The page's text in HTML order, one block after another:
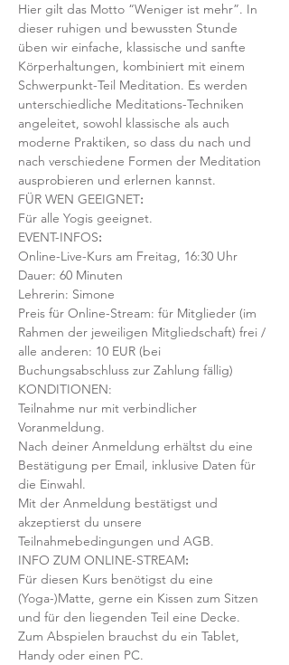
Hier gilt das Motto “Weniger ist mehr”. In
dieser ruhigen und bewussten Stunde
üben wir einfache, klassische und sanfte
Körperhaltungen, kombiniert mit einem
Schwerpunkt-Teil Meditation. Es werden
unterschiedliche Meditations-Techniken
angeleitet, sowohl klassische als auch
moderne Praktiken, so dass du nach und
nach verschiedene Formen der Meditation
ausprobieren und erlernen kannst.
FÜR WEN GEEIGNET:
Für alle Yogis geeignet.
EVENT-INFOS:
Online-Live-Kurs am Freitag, 16:30 Uhr
Dauer: 60 Minuten
Lehrerin: Simone
Preis für Online-Stream: für Mitglieder (im
Rahmen der jeweiligen Mitgliedschaft) frei /
alle anderen: 10 EUR (bei
Buchungsabschluss zur Zahlung fällig)
KONDITIONEN:
Teilnahme nur mit verbindlicher
Voranmeldung.
Nach deiner Anmeldung erhältst du eine
Bestätigung per Email, inklusive Daten für
die Einwahl.
Mit der Anmeldung bestätigst und
akzeptierst du unsere
Teilnahmebedingungen und AGB.
INFO ZUM ONLINE-STREAM:
Für diesen Kurs benötigst du eine
(Yoga-)Matte, gerne ein Kissen zum Sitzen
und für den liegenden Teil eine Decke.
Zum Abspielen brauchst du ein Tablet,
Handy oder einen PC.